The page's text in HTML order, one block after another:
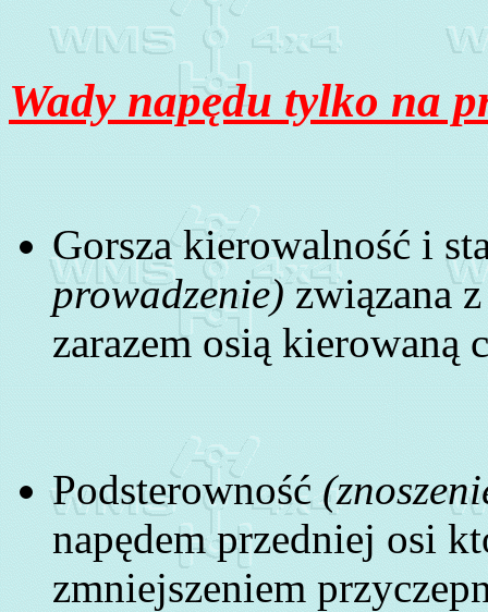
Wady napędu tylko na
Gorsza kierowalność i
prowadzenie)związana
zarazem osią kierowaną
Podsterowność
napędem przedniej osi
zmniejszeniem